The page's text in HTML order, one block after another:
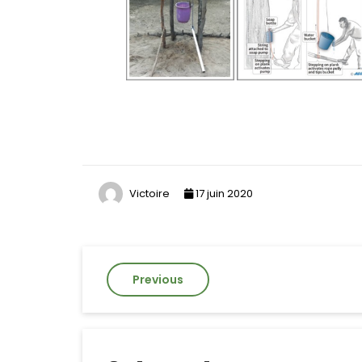
Victoire 17 juin 2020
Navigation
Previous